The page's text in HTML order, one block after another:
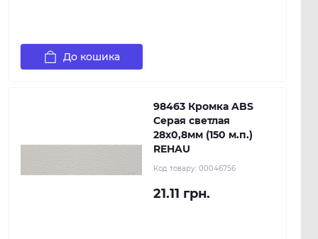
До кошика
98463 Кромка ABS
Серая светлая
28х0,8мм (150 м.п.)
REHAU
Код товару: 00046756
21.11 грн.